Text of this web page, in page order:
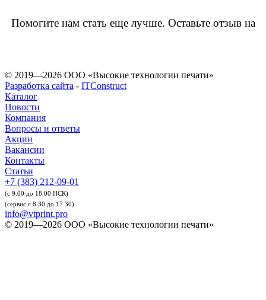
Помогите нам стать еще лучше. Оставьте отзыв на
© 2019—2026 ООО «Высокие технологии печати»
Разработка сайта - ITConstruct
Каталог
Новости
Компания
Вопросы и ответы
Акции
Вакансии
Контакты
Статьи
+7 (383) 212-09-01
(с 9.00 до 18.00 НСК)
(сервис с 8.30 до 17.30)
info@vtprint.pro
© 2019—2026 ООО «Высокие технологии печати»